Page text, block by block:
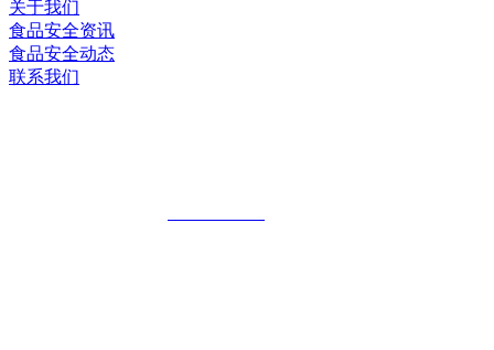
关于我们
食品安全资讯
食品安全动态
联系我们